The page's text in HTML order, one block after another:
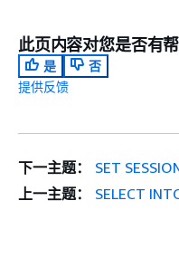
此页内容对您是否有帮
是
否
提供反馈
下一主题：
SET
上一主题：
SELECT